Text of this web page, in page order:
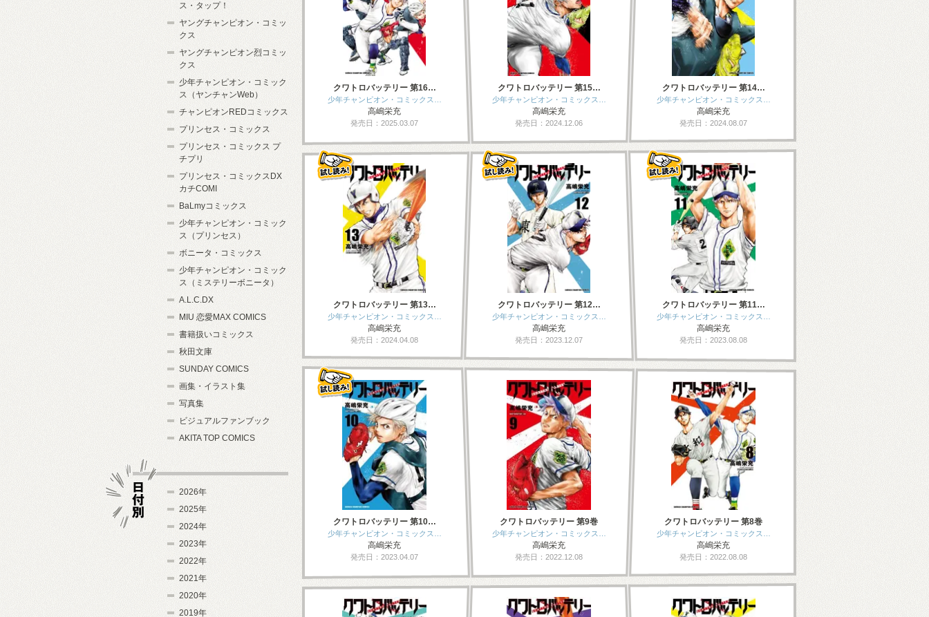
クワトロバッテリー 第16…
少年チャンピオン・コミックス…
高嶋栄充
発売日：2025.03.07
クワトロバッテリー 第15…
少年チャンピオン・コミックス…
高嶋栄充
発売日：2024.12.06
クワトロバッテリー 第14…
少年チャンピオン・コミックス…
高嶋栄充
発売日：2024.08.07
クワトロバッテリー 第13…
少年チャンピオン・コミックス…
高嶋栄充
発売日：2024.04.08
クワトロバッテリー 第12…
少年チャンピオン・コミックス…
高嶋栄充
発売日：2023.12.07
クワトロバッテリー 第11…
少年チャンピオン・コミックス…
高嶋栄充
発売日：2023.08.08
クワトロバッテリー 第10…
少年チャンピオン・コミックス…
高嶋栄充
発売日：2023.04.07
クワトロバッテリー 第9巻
少年チャンピオン・コミックス…
高嶋栄充
発売日：2022.12.08
クワトロバッテリー 第8巻
少年チャンピオン・コミックス…
高嶋栄充
発売日：2022.08.08
ス・タップ！
ヤングチャンピオン・コミッ
クス
ヤングチャンピオン烈コミッ
クス
少年チャンピオン・コミック
ス（ヤンチャンWeb）
チャンピオンREDコミックス
プリンセス・コミックス
プリンセス・コミックス プ
チプリ
プリンセス・コミックスDX
カチCOMI
BaLmyコミックス
少年チャンピオン・コミック
ス（プリンセス）
ボニータ・コミックス
少年チャンピオン・コミック
ス（ミステリーボニータ）
A.L.C.DX
MIU 恋愛MAX COMICS
書籍扱いコミックス
秋田文庫
SUNDAY COMICS
画集・イラスト集
写真集
ビジュアルファンブック
AKITA TOP COMICS
2026年
2025年
2024年
2023年
2022年
2021年
2020年
2019年